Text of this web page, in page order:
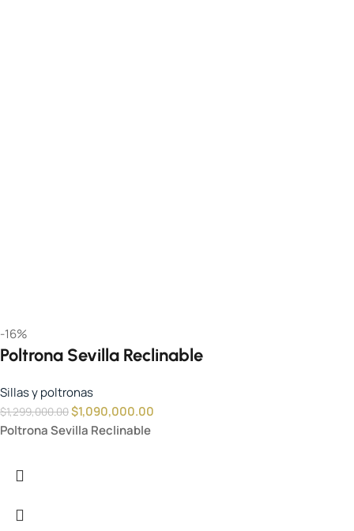
-16%
Poltrona Sevilla Reclinable
Sillas y poltronas
$1,299,000.00$1,090,000.00
Poltrona Sevilla Reclinable